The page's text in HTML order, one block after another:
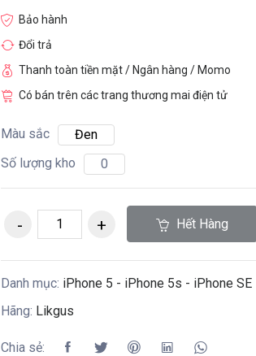
Bảo hành
Đổi trả
Thanh toàn tiền mặt / Ngân hàng / Momo
Có bán trên các trang thương mai điện tử
Màu sắc
Đen
Số lượng kho
0
Hết Hàng
Danh mục: iPhone 5 - iPhone 5s - iPhone SE
Hãng: Likgus
Chia sẻ: